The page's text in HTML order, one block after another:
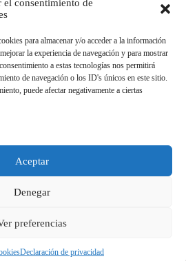
el consentimiento de
para almacenar y/o acceder a la información
la experiencia de navegación y para mostrar
a estas tecnologías nos permitirá
de navegación o los ID's únicos en este sitio.
puede afectar negativamente a ciertas
Aceptar
Denegar
preferencias
Declaración de privacidad
set del
en el blog que le
ver más alternativos
LM
modificación
otiktoky compartirla